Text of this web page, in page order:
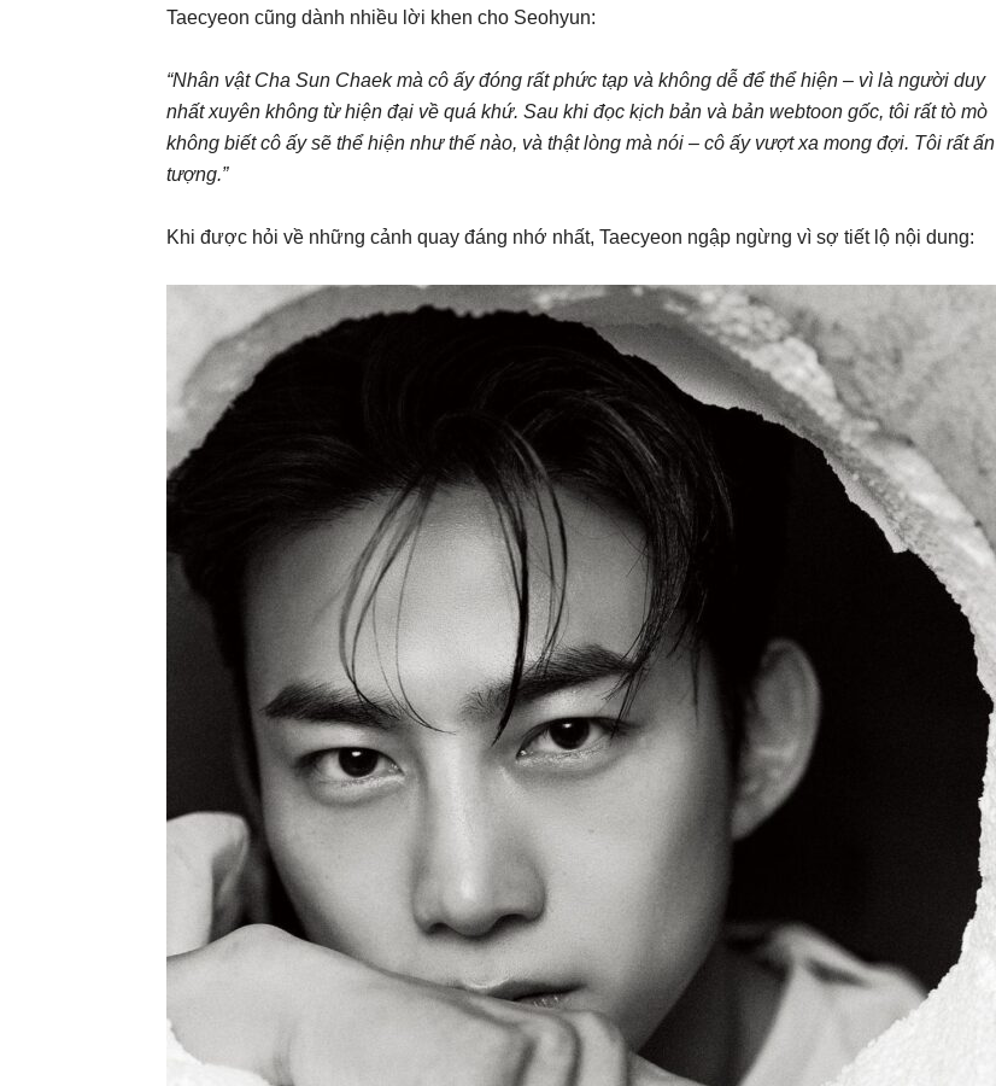
Taecyeon cũng dành nhiều lời khen cho Seohyun:
“Nhân vật Cha Sun Chaek mà cô ấy đóng rất phức tạp và không dễ để thể hiện – vì là người duy
nhất xuyên không từ hiện đại về quá khứ. Sau khi đọc kịch bản và bản webtoon gốc, tôi rất tò mò
không biết cô ấy sẽ thể hiện như thế nào, và thật lòng mà nói – cô ấy vượt xa mong đợi. Tôi rất ấn
tượng.”
Khi được hỏi về những cảnh quay đáng nhớ nhất, Taecyeon ngập ngừng vì sợ tiết lộ nội dung: